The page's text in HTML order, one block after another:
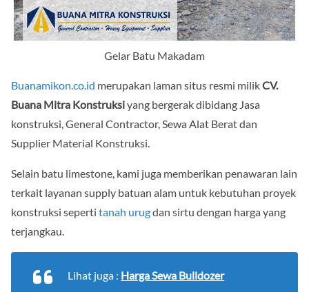
Gelar Batu Makadam
Buanamikon.co.id merupakan laman situs resmi milikCV.
Buana Mitra Konstruksiyang bergerak dibidang Jasa
konstruksi, General Contractor, Sewa Alat Berat dan
Supplier Material Konstruksi.
Selain batu limestone, kami juga memberikan penawaran lain
terkait layanan supply batuan alam untuk kebutuhan proyek
konstruksi seperti tanah urugdan sirtu dengan harga yang
terjangkau.
Lihat juga : Harga Sewa Bulldozer